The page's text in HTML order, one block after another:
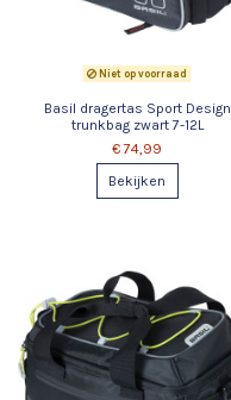
Niet op voorraad
Basil dragertas Sport Design
trunkbag zwart 7-12L
€ 74,99
Bekijken